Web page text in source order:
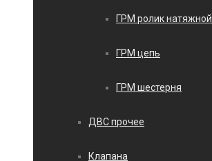
ГРМ ролик натяжной
ГРМ цепь
ГРМ шестерня
ДВС прочее
Клапана